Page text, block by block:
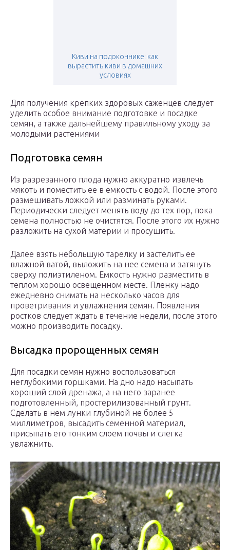
Киви на подоконнике: как
вырастить киви в домашних
условиях
Для получения крепких здоровых саженцев следует
уделить особое внимание подготовке и посадке
семян, а также дальнейшему правильному уходу за
молодыми растениями
Подготовка семян
Из разрезанного плода нужно аккуратно извлечь
мякоть и поместить ее в емкость с водой. После этого
размешивать ложкой или разминать руками.
Периодически следует менять воду до тех пор, пока
семена полностью не очистятся. После этого их нужно
разложить на сухой материи и просушить.
Далее взять небольшую тарелку и застелить ее
влажной ватой, выложить на нее семена и затянуть
сверху полиэтиленом. Емкость нужно разместить в
теплом хорошо освещенном месте. Пленку надо
ежедневно снимать на несколько часов для
проветривания и увлажнения семян. Появления
ростков следует ждать в течение недели, после этого
можно производить посадку.
Высадка пророщенных семян
Для посадки семян нужно воспользоваться
неглубокими горшками. На дно надо насыпать
хороший слой дренажа, а на него заранее
подготовленный, простерилизованный грунт.
Сделать в нем лунки глубиной не более 5
миллиметров, высадить семенной материал,
присыпать его тонким слоем почвы и слегка
увлажнить.